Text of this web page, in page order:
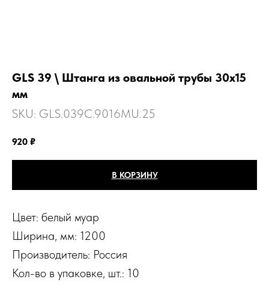
GLS 39 \ Штанга из овальной трубы 30х15
мм
SKU: GLS.039C.9016MU.25
920 ₽
В КОРЗИНУ
Цвет: белый муар
Ширина, мм: 1200
Производитель: Россия
Кол-во в упаковке, шт.: 10